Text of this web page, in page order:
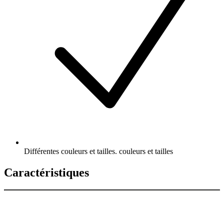
Différentes couleurs et tailles. couleurs et tailles
Caractéristiques